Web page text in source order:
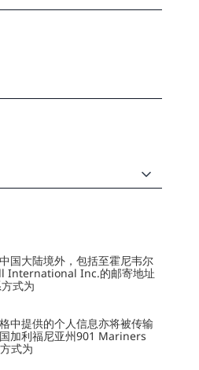
国大陆境外，包括至霍尼韦尔
International Inc.的邮寄地址
式为
中提供的个人信息亦将被传输
加利福尼亚州901 Mariners
式为